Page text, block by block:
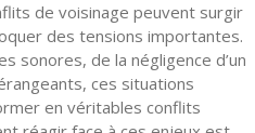
de voisinage peuvent surgir
des tensions importantes.
sonores, de la négligence d’un
ces situations
en véritables conflits